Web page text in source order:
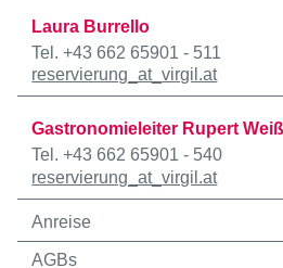
Laura Burrello
Tel. +43 662 65901 - 511
reservierung _at_virgil.at
Gastronomieleiter Rupert Weiß
Tel. +43 662 65901 - 540
reservierung _at_virgil.at
Anreise
AGBs